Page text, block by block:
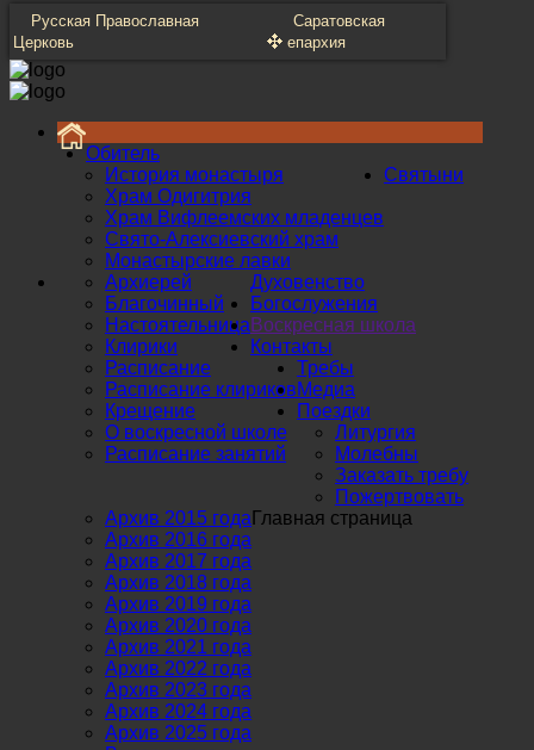
Русская Православная
Церковь
Саратовская
епархия
Обитель
История монастыря
Храм Одигитрия
Храм Вифлеемских младенцев
Свято-Алексиевский храм
Монастырские лавки
Святыни
Духовенство
Архиерей
Благочинный
Настоятельница
Клирики
Богослужения
Расписание
Расписание клириков
Крещение
Воскресная школа
О воскресной школе
Расписание занятий
Контакты
Требы
Литургия
Молебны
Заказать требу
Пожертвовать
Медиа
Архив 2015 года
Архив 2016 года
Архив 2017 года
Архив 2018 года
Архив 2019 года
Архив 2020 года
Архив 2021 года
Архив 2022 года
Архив 2023 года
Архив 2024 года
Архив 2025 года
Поездки
Главная страница